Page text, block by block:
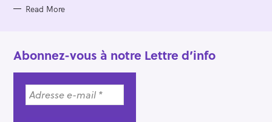
S Read More
Abonnez-vous à notre Lettre d’info